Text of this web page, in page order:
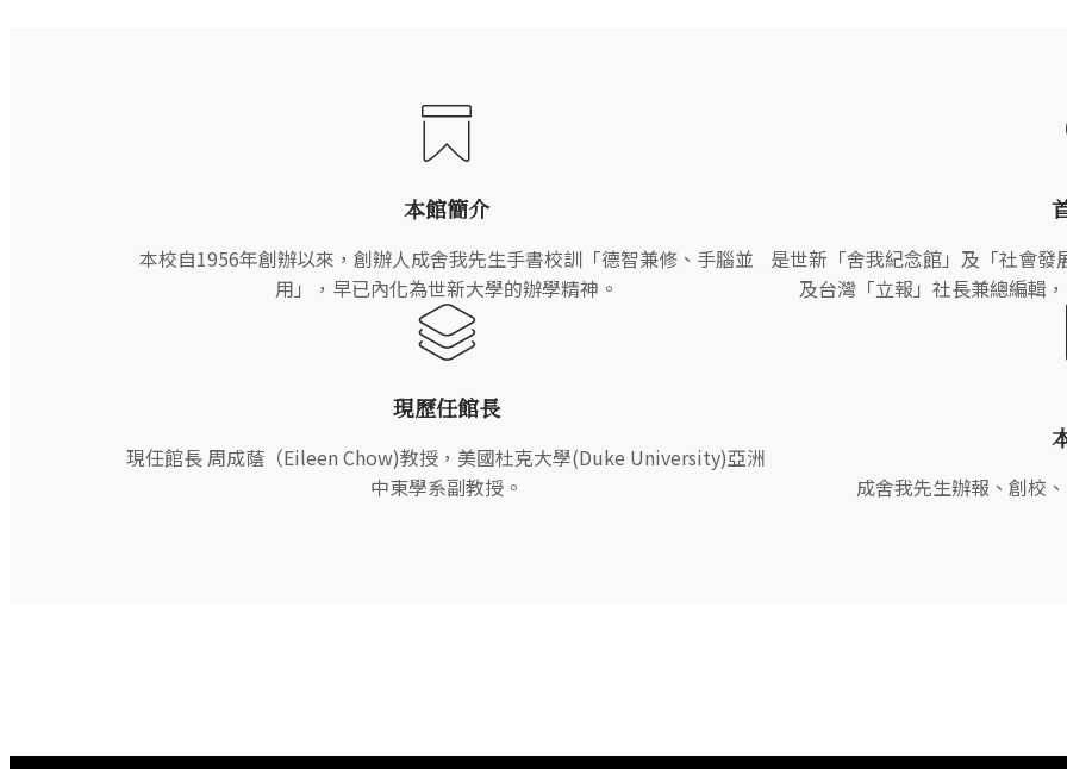
本館簡介
本校自1956年創辦以來，創辦人成舍我先生手書校訓「德智兼修、手腦並
用」，早已內化為世新大學的辦學精神。
是世新「舍我紀念館」及「社會
及台灣「立報」社長兼總編輯
現歷任館長
現任館長 周成蔭（Eileen Chow)教授，美國杜克大學(Duke University)亞洲
中東學系副教授。
成舍我先生辦報、創校